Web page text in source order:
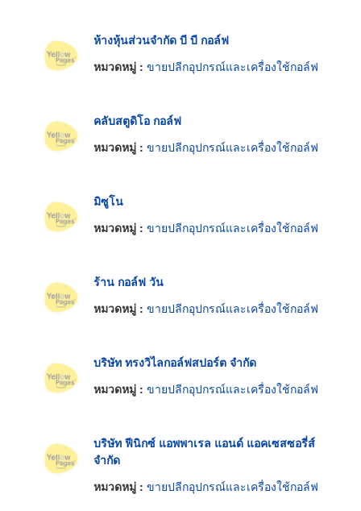
ห้างหุ้นส่วนจำกัด บี บี กอล์ฟ
หมวดหมู่ : ขายปลีกอุปกรณ์และเครื่องใช้กอล์ฟ
คลับสตูดิโอ กอล์ฟ
หมวดหมู่ : ขายปลีกอุปกรณ์และเครื่องใช้กอล์ฟ
มิซูโน
หมวดหมู่ : ขายปลีกอุปกรณ์และเครื่องใช้กอล์ฟ
ร้าน กอล์ฟ วัน
หมวดหมู่ : ขายปลีกอุปกรณ์และเครื่องใช้กอล์ฟ
บริษัท ทรงวิไลกอล์ฟสปอร์ต จำกัด
หมวดหมู่ : ขายปลีกอุปกรณ์และเครื่องใช้กอล์ฟ
บริษัท ฟีนิกซ์ แอพพาเรล แอนด์ แอคเซสซอรี่ส์
จำกัด
หมวดหมู่ : ขายปลีกอุปกรณ์และเครื่องใช้กอล์ฟ